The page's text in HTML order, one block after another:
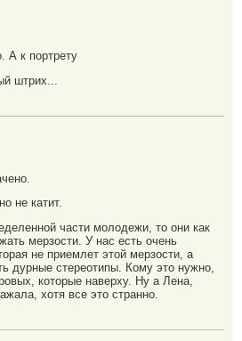
А к портрету
штрих...
не катит.
части молодежи, то они как
мерзости. У нас есть очень
не приемлет этой мерзости, а
дурные стереотипы. Кому это нужно,
которые наверху. Ну а Лена,
хотя все это странно.